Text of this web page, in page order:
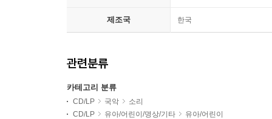
제조국 한국
관련분류
카테고리 분류
CD/LP 국악
소리
CD/LP
유아/어린이/명상/기타
유아/어린이